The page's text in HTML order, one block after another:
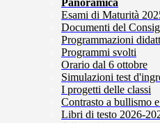
Panoramica
Esami di Maturità
Documenti del
Programmazioni
Programmi svolti
Orario dal 6 ottobre
Simulazioni test
I progetti delle classi
Contrasto a bullismo
Libri di testo 2026-